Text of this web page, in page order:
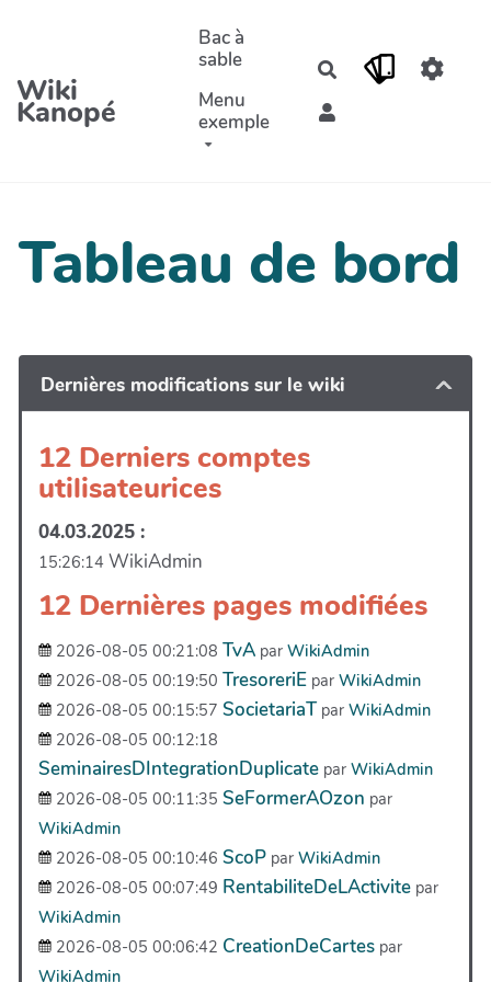
Aller au contenu principal
Wiki
Kanopé
Bac à
sable
Menu
exemple
Rechercher
Tableau de bord
Dernières modifications sur le wiki
12 Derniers comptes
utilisateurices
04.03.2025 :
15:26:14 WikiAdmin
12 Dernières pages modifiées
2026-08-05 00:21:08 TvA par WikiAdmin
2026-08-05 00:19:50 TresoreriE par WikiAdmin
2026-08-05 00:15:57 SocietariaT par WikiAdmin
2026-08-05 00:12:18
SeminairesDIntegrationDuplicate par WikiAdmin
2026-08-05 00:11:35 SeFormerAOzon par
WikiAdmin
2026-08-05 00:10:46 ScoP par WikiAdmin
2026-08-05 00:07:49 RentabiliteDeLActivite par
WikiAdmin
2026-08-05 00:06:42 CreationDeCartes par
WikiAdmin